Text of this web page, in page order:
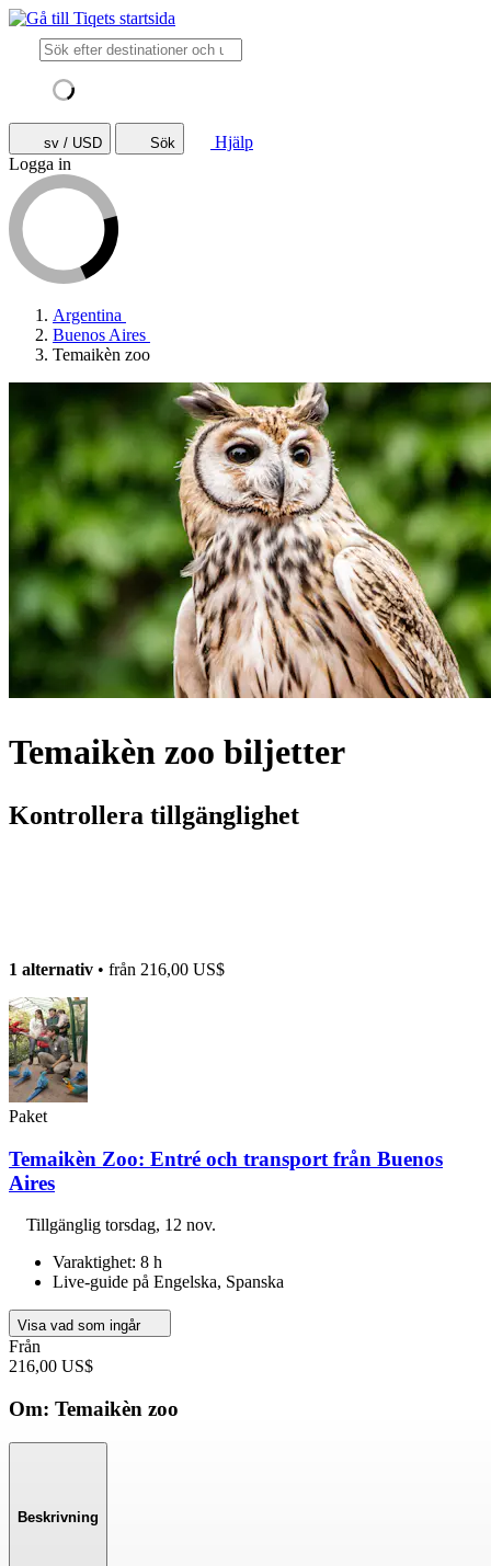
sv / USD Sök
Hjälp
Logga in
Argentina
Buenos Aires
Temaikèn zoo
Temaikèn zoo biljetter
Kontrollera tillgänglighet
1 alternativ • från 216,00 US$
Paket
Temaikèn Zoo: Entré och transport från Buenos
Aires
Tillgänglig torsdag, 12 nov.
Varaktighet: 8 h
Live-guide på Engelska, Spanska
Visa vad som ingår
Från
216,00 US$
Om: Temaikèn zoo
Beskrivning